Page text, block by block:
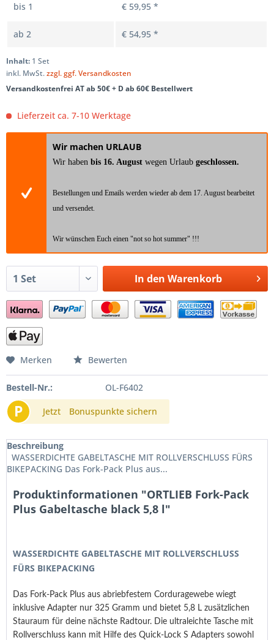
bis 1 € 59,95 *
ab 2 € 54,95 *
Inhalt: 1 Set
inkl. MwSt.zzgl. ggf. Versandkosten
Versandkostenfrei AT ab 50€ + D ab 60€ Bestellwert
Lieferzeit ca. 7-10 Werktage
Wir machen URLAUB
Wir haben bis 16. August wegen Urlaub geschlossen.
Bestellungen und Emails werden wieder ab dem 17. August bearbeitet
und versendet.
Wir wünschen Euch einen "not so hot summer" !!!
In den Warenkorb
Merken Bewerten
Bestell-Nr.: OL-F6402
P Jetzt Bonuspunkte sichern
Beschreibung
WASSERDICHTE GABELTASCHE MIT ROLLVERSCHLUSS FÜRS
BIKEPACKING Das Fork-Pack Plus aus...
Produktinformationen "ORTLIEB Fork-Pack
Plus Gabeltasche black 5,8 l"
WASSERDICHTE GABELTASCHE MIT ROLLVERSCHLUSS
FÜRS BIKEPACKING
Das Fork-Pack Plus aus abriebfestem Corduragewebe wiegt
inklusive Adapter nur 325 Gramm und bietet 5,8 L zusätzlichen
Stauraum für deine nächste Radtour. Die ultraleichte Tasche mit
Rollverschluss kann mit Hilfe des Quick-Lock S Adapters sowohl